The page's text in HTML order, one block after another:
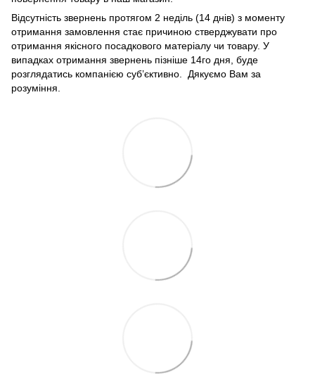
Відсутність звернень протягом 2 неділь (14 днів) з моменту
отримання замовлення стає причиною стверджувати про
отримання якісного посадкового матеріалу чи товару. У
випадках отримання звернень пізніше 14го дня, буде
розглядатись компанією суб’єктивно. Дякуємо Вам за
розуміння.